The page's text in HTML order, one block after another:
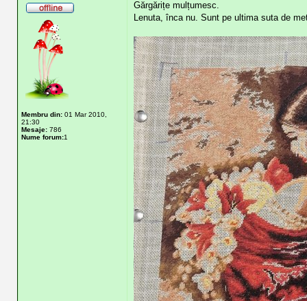
Membru din: 01 Mar 2010,
21:30
Mesaje: 786
Nume forum:1
Gărgărițe mulțumesc.
Lenuta, înca nu. Sunt pe ultima suta de